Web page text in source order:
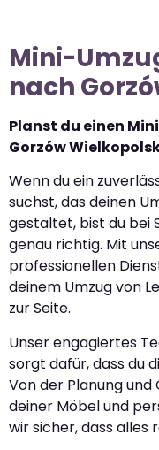
Mini-
nach
Planst du einen
Gorzów
Wenn du ein
suchst, das deinen
gestaltet, bist du bei
genau richtig. Mit
professionellen
deinem Umzug von
zur Seite.
Unser engagiertes
sorgt dafür, dass du
Von der Planung
deiner Möbel und
wir sicher, dass alles